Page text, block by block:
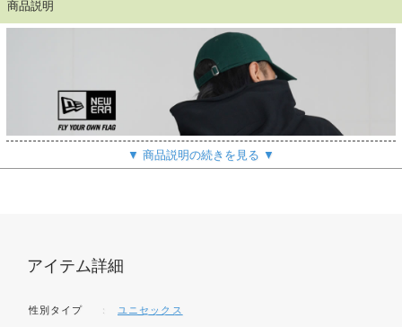
商品説明
▼ 商品説明の続きを見る ▼
アイテム詳細
性別タイプ ： ユニセックス